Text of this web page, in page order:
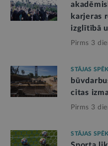
karjeras
izglītībā
Pirms 3
STĀJAS
citas
Pirms 3
STĀJAS